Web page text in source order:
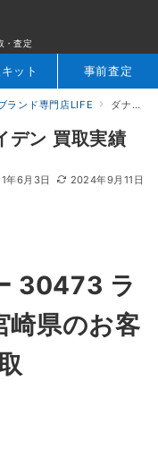
・査定
ット 事前査定
ランド専門店LIFE ダナー 30473 ライトドライデン 買取実績
デン 買取実績
年6月3日 2024年9月11日
30473 ラ
崎県のお客